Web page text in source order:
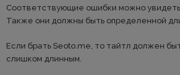
Соответствующие ошибки можно
Также они должны быть определенной
Если брать Seoto.me, то тайтл должен
слишком длинным.